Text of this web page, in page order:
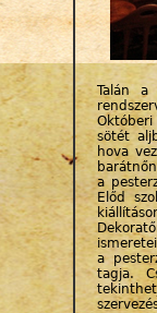
Talán a
sötét
hova
a
Előd
a
tagja.